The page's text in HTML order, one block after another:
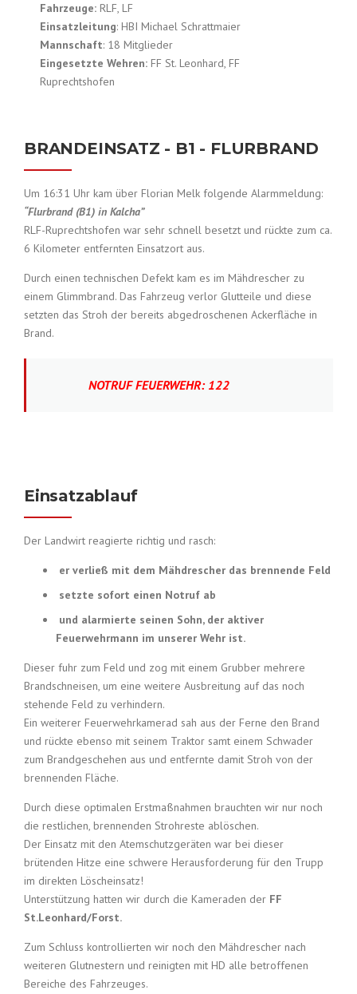
Fahrzeuge: RLF, LF
Einsatzleitung: HBI Michael Schrattmaier
Mannschaft: 18 Mitglieder
Eingesetzte Wehren: FF St. Leonhard, FF
Ruprechtshofen
BRANDEINSATZ - B1 - FLURBRAND
Um 16:31 Uhr kam über Florian Melk folgende Alarmmeldung:
“Flurbrand (B1) in Kalcha”
RLF-Ruprechtshofen war sehr schnell besetzt und rückte zum ca.
6 Kilometer entfernten Einsatzort aus.
Durch einen technischen Defekt kam es im Mähdrescher zu
einem Glimmbrand. Das Fahrzeug verlor Glutteile und diese
setzten das Stroh der bereits abgedroschenen Ackerfläche in
Brand.
NOTRUF FEUERWEHR: 122
Einsatzablauf
Der Landwirt reagierte richtig und rasch:
er verließ mit dem Mähdrescher das brennende Feld
setzte sofort einen Notruf ab
und alarmierte seinen Sohn, der aktiver
Feuerwehrmann im unserer Wehr ist.
Dieser fuhr zum Feld und zog mit einem Grubber mehrere
Brandschneisen, um eine weitere Ausbreitung auf das noch
stehende Feld zu verhindern.
Ein weiterer Feuerwehrkamerad sah aus der Ferne den Brand
und rückte ebenso mit seinem Traktor samt einem Schwader
zum Brandgeschehen aus und entfernte damit Stroh von der
brennenden Fläche.
Durch diese optimalen Erstmaßnahmen brauchten wir nur noch
die restlichen, brennenden Strohreste ablöschen.
Der Einsatz mit den Atemschutzgeräten war bei dieser
brütenden Hitze eine schwere Herausforderung für den Trupp
im direkten Löscheinsatz!
Unterstützung hatten wir durch die Kameraden der FF
St.Leonhard/Forst.
Zum Schluss kontrollierten wir noch den Mähdrescher nach
weiteren Glutnestern und reinigten mit HD alle betroffenen
Bereiche des Fahrzeuges.